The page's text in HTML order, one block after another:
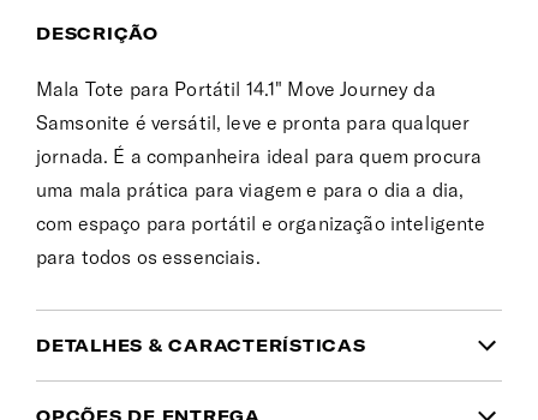
DESCRIÇÃO
Mala Tote para Portátil 14.1" Move Journey da
Samsonite é versátil, leve e pronta para qualquer
jornada. É a companheira ideal para quem procura
uma mala prática para viagem e para o dia a dia,
com espaço para portátil e organização inteligente
para todos os essenciais.
DETALHES & CARACTERÍSTICAS
INFORMAÇÃO DO PRODUTO